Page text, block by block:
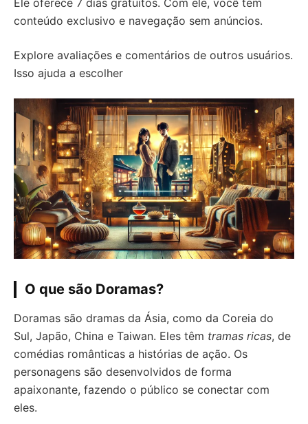
Ele oferece 7 dias gratuitos. Com ele, você tem
conteúdo exclusivo e navegação sem anúncios.
Explore avaliações e comentários de outros usuários.
Isso ajuda a escolher
O que são Doramas?
Doramas são dramas da Ásia, como da Coreia do
Sul, Japão, China e Taiwan. Eles têm tramas ricas, de
comédias românticas a histórias de ação. Os
personagens são desenvolvidos de forma
apaixonante, fazendo o público se conectar com
eles.